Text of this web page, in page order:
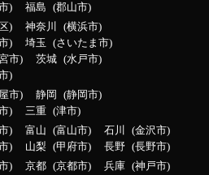
福島 郡山市
神奈川
横浜市
埼玉
さいたま市
市 茨城
水戸市
市 静岡
静岡市
三重 津市
富山 富山市 石川
金沢市
山梨 甲府市 長野 長野市
京都 京都市 兵庫
神戸市